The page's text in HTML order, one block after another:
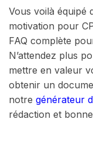
Vous voilà équipé
motivation pour
FAQ complète
N’attendez plus
mettre en valeur
obtenir un
notre générateur
rédaction et